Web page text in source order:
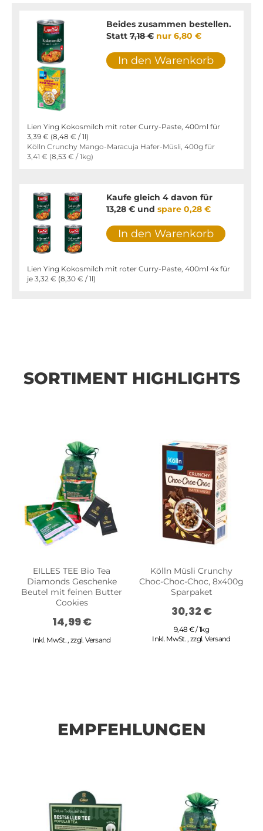
Beides zusammen bestellen.
Statt7,18 € nur 6,80 €
In den Warenkorb
Lien Ying Kokosmilch mit roter Curry-Paste, 400ml für
3,39 € (8,48 € / 1l)
Kölln Crunchy Mango-Maracuja Hafer-Müsli, 400g für
3,41 € (8,53 € / 1kg)
Kaufe gleich 4 davon für
13,28 €und spare 0,28 €
In den Warenkorb
Lien Ying Kokosmilch mit roter Curry-Paste, 400ml 4x für
je 3,32 € (8,30 € / 1l)
SORTIMENT HIGHLIGHTS
EILLES TEE Bio Tea
Diamonds Geschenke
Beutel mit feinen Butter
Cookies
14,99 €
Inkl. MwSt. ,zzgl.Versand
Kölln Müsli Crunchy
Choc-Choc-Choc, 8x400g
Sparpaket
30,32 €
9,48 € / 1kg
Inkl. MwSt. ,zzgl.Versand
EMPFEHLUNGEN